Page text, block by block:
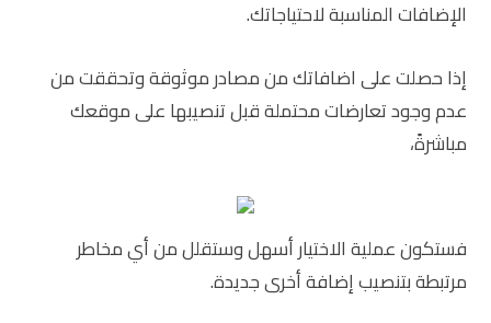
الإضافات المناسبة لاحتياجاتك.
إذا حصلت على اضافاتك من مصادر موثوقة وتحققت من
عدم وجود تعارضات محتملة قبل تنصيبها على موقعك
مباشرةً،
فستكون عملية الاختيار أسهل وستقلل من أي مخاطر
مرتبطة بتنصيب إضافة أخرى جديدة.